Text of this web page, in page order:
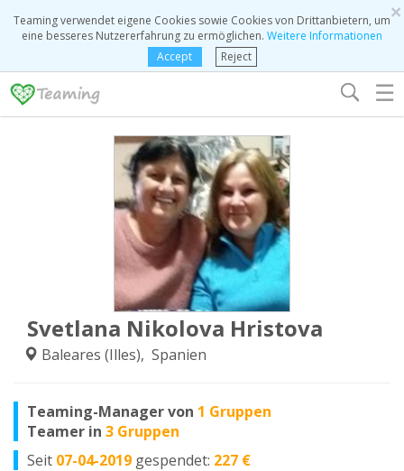
×
Teaming verwendet eigene Cookies sowie Cookies von Drittanbietern, um
eine besseres Nutzererfahrung zu ermöglichen. Weitere Informationen
Accept
Reject
☰
Svetlana Nikolova Hristova
Baleares (Illes), Spanien
Teaming-Manager von 1 Gruppen
Teamer in 3 Gruppen
Seit 07-04-2019 gespendet: 227 €